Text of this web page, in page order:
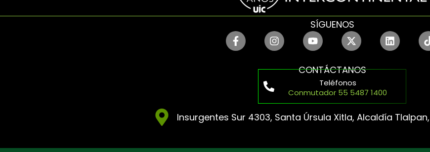
SÍGUENOS
CONTÁCTANOS
Teléfonos
Conmutador 55 5487 1400
Insurgentes Sur 4303, Santa Úrsula Xitla, Alcaldía